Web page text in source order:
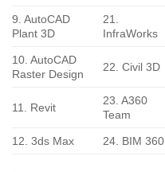
9. AutoCAD
Plant 3D
21.
InfraWorks
10. AutoCAD
Raster Design
22. Civil 3D
11. Revit
23. A360
Team
12. 3ds Max 24. BIM 360